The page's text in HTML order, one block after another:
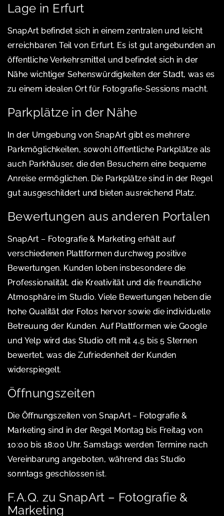
Lage in Erfurt
SnapArt befindet sich in einem zentralen und leicht
erreichbaren Teil von Erfurt. Es ist gut angebunden an
öffentliche Verkehrsmittel und befindet sich in der
Nähe wichtiger Sehenswürdigkeiten der Stadt, was es
zu einem idealen Ort für Fotografie-Sessions macht.
Parkplätze in der Nähe
In der Umgebung von SnapArt gibt es mehrere
Parkmöglichkeiten, sowohl öffentliche Parkplätze als
auch Parkhäuser, die den Besuchern eine bequeme
Anreise ermöglichen. Die Parkplätze sind in der Regel
gut ausgeschildert und bieten ausreichend Platz.
Bewertungen aus anderen Portalen
SnapArt – Fotografie & Marketing erhält auf
verschiedenen Plattformen durchweg positive
Bewertungen. Kunden loben insbesondere die
Professionalität, die Kreativität und die freundliche
Atmosphäre im Studio. Viele Bewertungen heben die
hohe Qualität der Fotos hervor sowie die individuelle
Betreuung der Kunden. Auf Plattformen wie Google
und Yelp wird das Studio oft mit 4,5 bis 5 Sternen
bewertet, was die Zufriedenheit der Kunden
widerspiegelt.
Öffnungszeiten
Die Öffnungszeiten von SnapArt – Fotografie &
Marketing sind in der Regel Montag bis Freitag von
10:00 bis 18:00 Uhr. Samstags werden Termine nach
Vereinbarung angeboten, während das Studio
sonntags geschlossen ist.
F.A.Q. zu SnapArt – Fotografie &
Marketing